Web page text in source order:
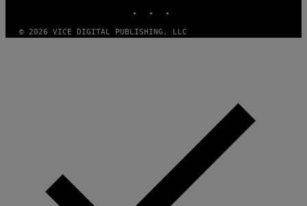
© 2026 VICE DIGITAL PUBLISHING, LLC